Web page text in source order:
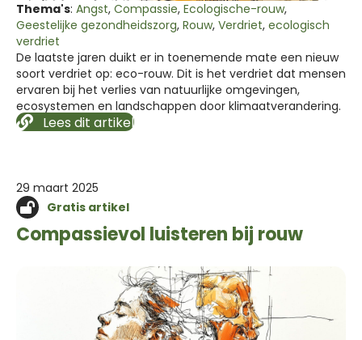
Thema's: Angst, Compassie, Ecologische-rouw,
Geestelijke gezondheidszorg, Rouw, Verdriet, ecologisch
verdriet
De laatste jaren duikt er in toenemende mate een nieuw
soort verdriet op: eco-rouw. Dit is het verdriet dat mensen
ervaren bij het verlies van natuurlijke omgevingen,
ecosystemen en landschappen door klimaatverandering.
Lees dit artikel
29 maart 2025
Gratis artikel
Compassievol luisteren bij rouw